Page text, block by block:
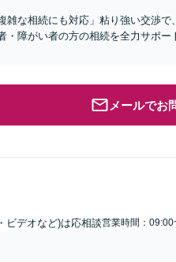
雑な相続にも対応」粘り強い交渉
障がい者の方の相続を全力サポ
メールでお
ビデオなど)は応相談営業時間：